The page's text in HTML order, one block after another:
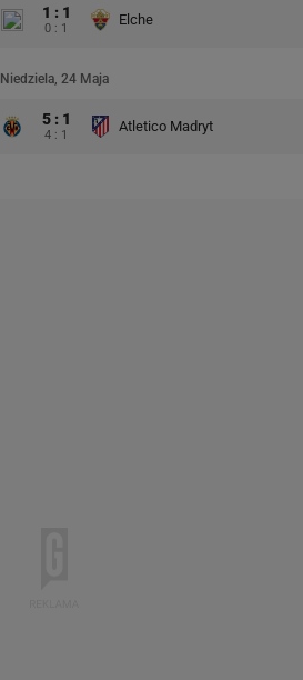
1 : 1
0 : 1
Elche
Niedziela, 24 Maja
5 : 1
4 : 1
Atletico Madryt